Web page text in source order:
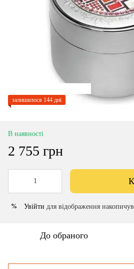
залишилося 144 дні
В наявності
2 755 грн
% Увійти для відображення
До обраного